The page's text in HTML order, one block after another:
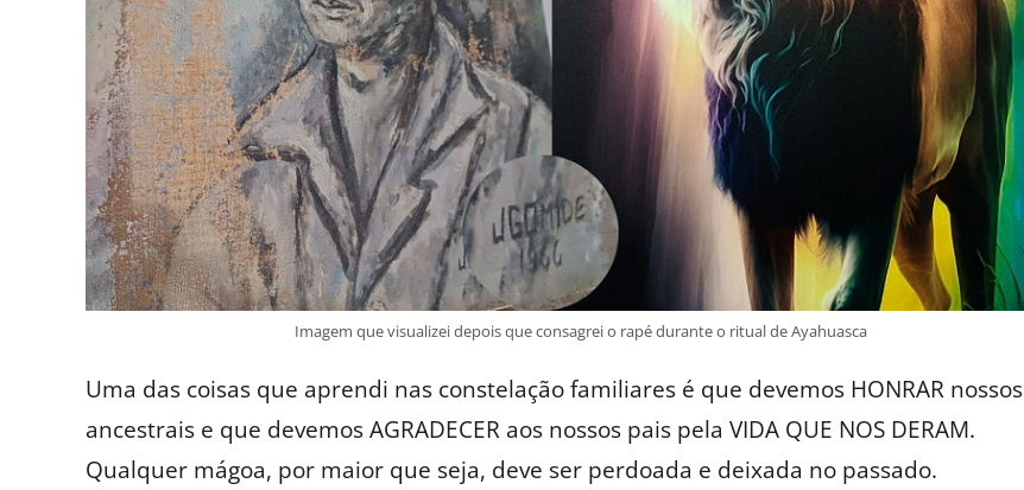
Imagem que visualizei depois que consagrei o rapé durante o ritual de Ayahuasca
Uma das coisas que aprendi nas constelação familiares é que devemos HONRAR nossos
ancestrais e que devemos AGRADECER aos nossos pais pela VIDA QUE NOS DERAM.
Qualquer mágoa, por maior que seja, deve ser perdoada e deixada no passado.